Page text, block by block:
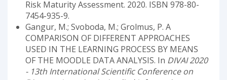
Risk Maturity Assessment. 2020. ISBN 978-80-
7454-935-9.
Gangur, M.; Svoboda, M.; Grolmus, P. A
COMPARISON OF DIFFERENT APPROACHES
USED IN THE LEARNING PROCESS BY MEANS
OF THE MOODLE DATA ANALYSIS. In DIVAI 2020
- 13th International Scientific Conference on